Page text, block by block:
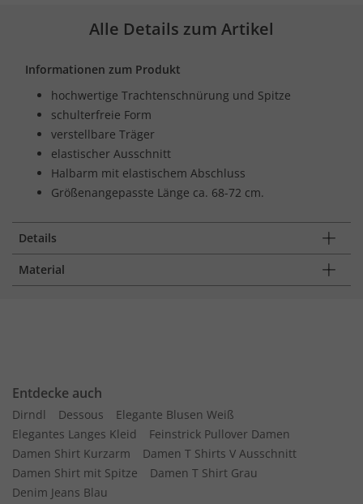
Alle Details zum Artikel
Informationen zum Produkt
hochwertige Trachtenschnürung und Spitze
schulterfreie Form
verstellbare Träger
elastischer Ausschnitt
Halbarm mit elastischem Abschluss
Größenangepasste Länge ca. 68-72 cm.
Details
Material
Entdecke auch
Dirndl Dessous
Elegante Blusen Weiß
Elegantes Langes Kleid
Feinstrick Pullover Damen
Damen Shirt Kurzarm
Damen T Shirts V Ausschnitt
Damen Shirt mit Spitze
Damen T Shirt Grau
Denim Jeans Blau